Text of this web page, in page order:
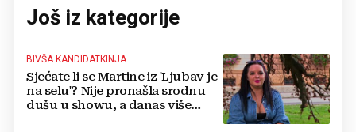
Još iz kategorije
BIVŠA KANDIDATKINJA
Sjećate li se Martine iz 'Ljubav je
na selu'? Nije pronašla srodnu
dušu u showu, a danas više